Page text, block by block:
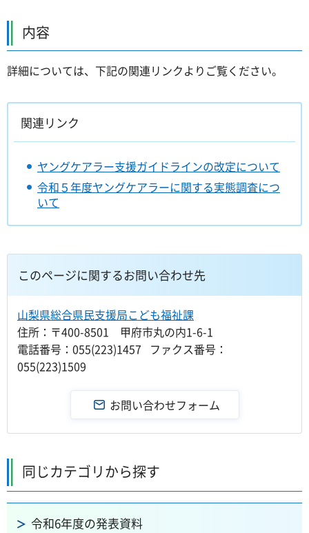
内容
詳細については、下記の関連リンクよりご覧ください。
関連リンク
ヤングケアラー支援ガイドラインの改定について
令和５年度ヤングケアラーに関する実態調査につ
いて
このページに関するお問い合わせ先
山梨県総合県民支援局こども福祉課
住所：〒400-8501 甲府市丸の内1-6-1
電話番号：055(223)1457 ファクス番号：
055(223)1509
同じカテゴリから探す
令和6年度の発表資料